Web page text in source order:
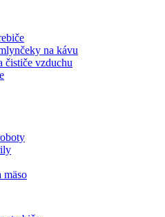
na kávu
čističe vzduchu
mäso